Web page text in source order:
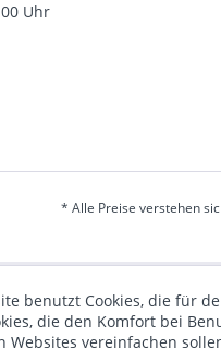
Uhr
* Alle Preise verstehen
benutzt Cookies, die für
die den Komfort bei
Websites vereinfachen